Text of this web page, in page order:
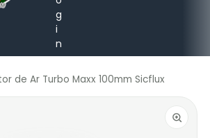
g
i
n
de Ar Turbo Maxx 100mm Sicflux